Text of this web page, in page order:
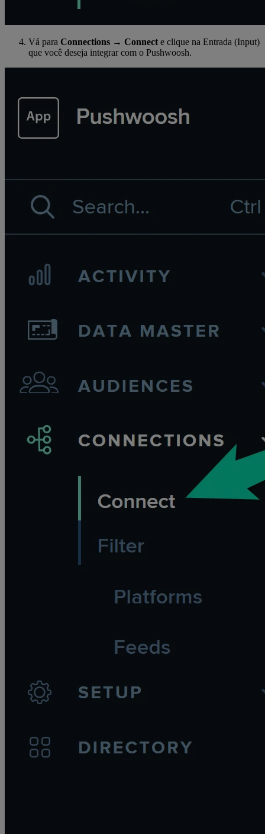
Vá para Connections → Connect e clique na Entrada (Input)
que você deseja integrar com o Pushwoosh.